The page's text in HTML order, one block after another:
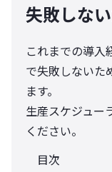
失敗しな
これまでの導入
で失敗しないた
ます。
生産スケジュー
ください。
目次